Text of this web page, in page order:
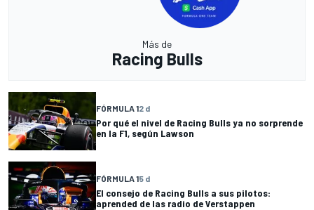
Más de
Racing Bulls
FÓRMULA 12 d
Por qué el nivel de Racing Bulls ya no sorprende
en la F1, según Lawson
FÓRMULA 15 d
El consejo de Racing Bulls a sus pilotos:
aprended de las radio de Verstappen